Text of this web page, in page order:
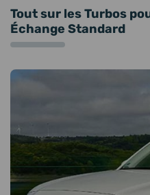
Tout sur les Turbos
Échange Standard